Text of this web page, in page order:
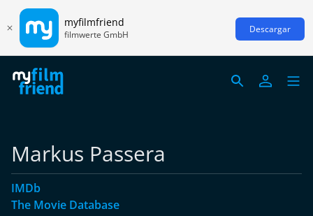
myfilmfriend
filmwerte GmbH Descargar
Markus Passera
IMDb
The Movie Database